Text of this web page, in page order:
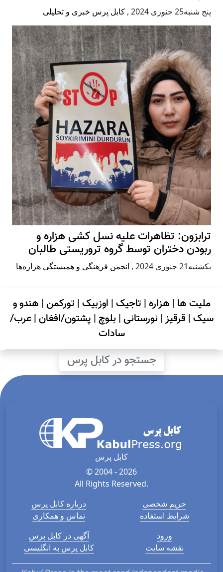
پنج شنبه25 جنوری 2024 , کابل پرس خبری و تحلیلی
ترابزون: تظاهرات علیه نسل کشی هزاره و
ربودن دختران توسط گروه تروریستی طالبان
يكشنبه21 جنوری 2024 , انجمن فرهنگی و همبستگی هزاره‌ها
ملیت ها | هزاره| تاجیک| اوزبیک| تورکمن| هندو و
سیک| قرقیز| نورستانی| بلوچ | پشتون/افغان|عرب/
سادات
جستجو در کابل پرس
کابل پرس
© 2004 - 2026
All Rights Reserved.
درباره کابل پرس
تماس و همکاری
حریم شخصی
شرایط استفاده
آگهی در کابل پرس
کابل پرس به انگلیسی
ورود
نقشه سایت